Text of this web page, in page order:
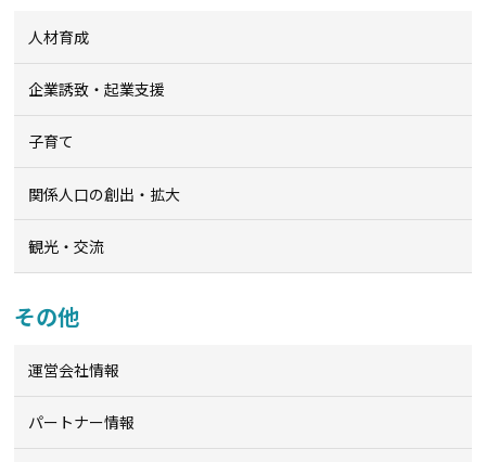
人材育成
企業誘致・起業支援
子育て
関係人口の創出・拡大
観光・交流
その他
運営会社情報
パートナー情報